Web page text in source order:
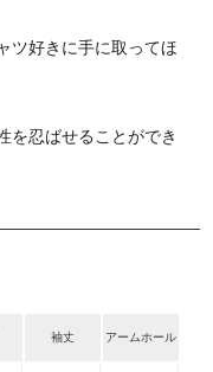
ツ好きに手に取ってほ
を忍ばせることができ
袖丈 アームホール